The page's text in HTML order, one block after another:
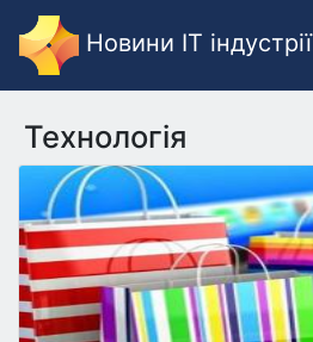
Новини IT індустрії
Технологія